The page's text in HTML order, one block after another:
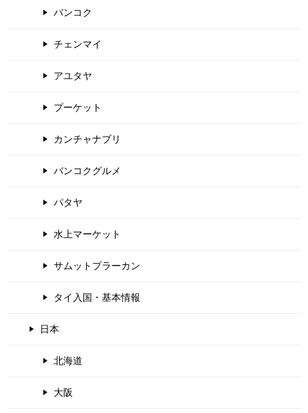
バンコク
チェンマイ
アユタヤ
プーケット
カンチャナブリ
バンコクグルメ
パタヤ
水上マーケット
サムットプラーカン
タイ入国・基本情報
日本
北海道
大阪